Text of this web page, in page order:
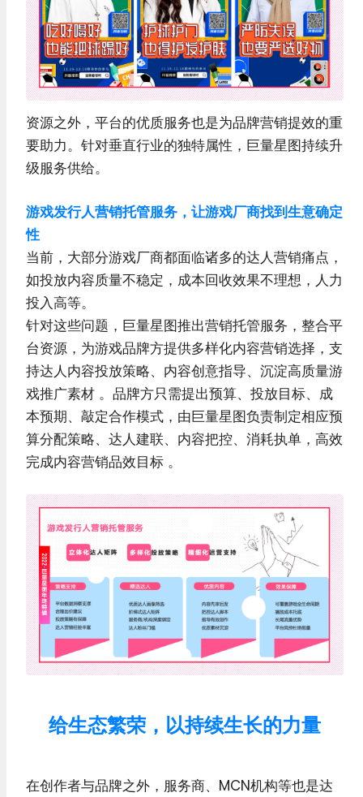
资源之外，平台的优质服务也是为品牌营销提效的重
要助力。针对垂直行业的独特属性，巨量星图持续升
级服务供给。
游戏发行人营销托管服务，让游戏厂商找到生意确定
性
当前，大部分游戏厂商都面临诸多的达人营销痛点，
如投放内容质量不稳定，成本回收效果不理想，人力
投入高等。
针对这些问题，巨量星图推出营销托管服务，整合平
台资源，为游戏品牌方提供多样化内容营销选择，支
持达人内容投放策略、内容创意指导、沉淀高质量游
戏推广素材 。品牌方只需提出预算、投放目标、成
本预期、敲定合作模式，由巨量星图负责制定相应预
算分配策略、达人建联、内容把控、消耗执单，高效
完成内容营销品效目标 。
给生态繁荣，以持续生长的力量
在创作者与品牌之外，服务商、MCN机构等也是达